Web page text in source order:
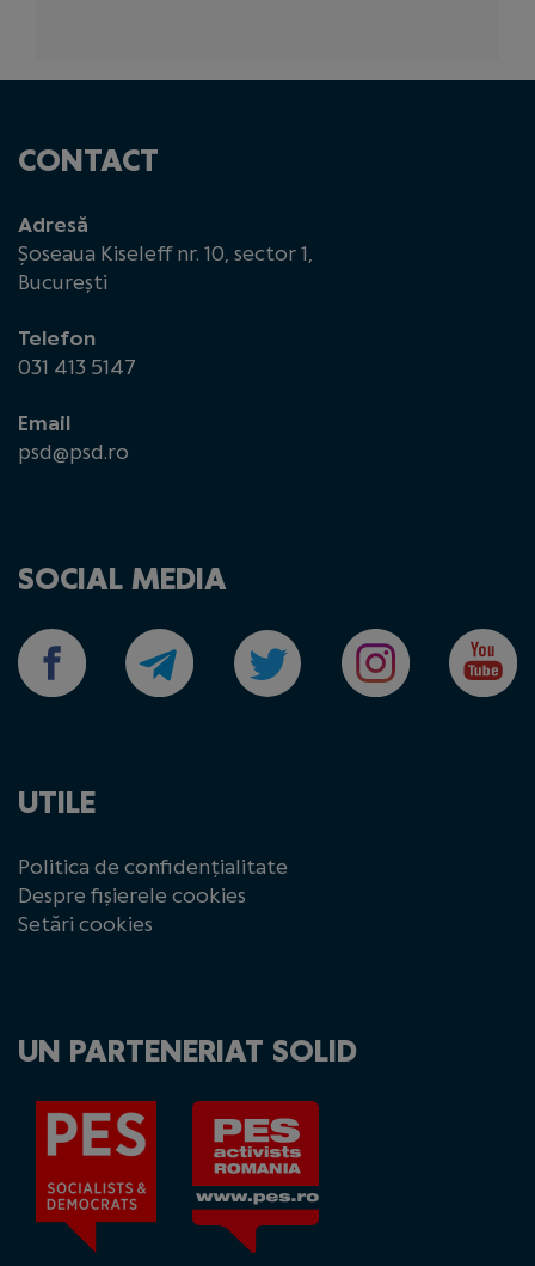
CONTACT
Adresă
Șoseaua Kiseleff nr. 10, sector 1,
București
Telefon
031 413 5147
Email
psd@psd.ro
SOCIAL MEDIA
UTILE
Politica de confidențialitate
Despre fișierele cookies
Setări cookies
UN PARTENERIAT SOLID